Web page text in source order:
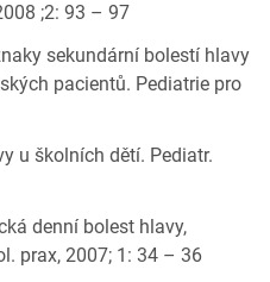
;2: 93 – 97
sekundární bolestí hlavy
pacientů. Pediatrie pro
u školních dětí. Pediatr.
denní bolest hlavy,
prax, 2007; 1: 34 – 36